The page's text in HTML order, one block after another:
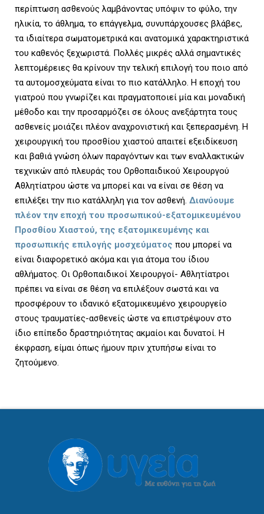
περίπτωση ασθενούς λαμβάνοντας υπόψιν το φύλο, την
ηλικία, το άθλημα, το επάγγελμα, συνυπάρχουσες βλάβες,
τα ιδιαίτερα σωματομετρικά και ανατομικά χαρακτηριστικά
του καθενός ξεχωριστά. Πολλές μικρές αλλά σημαντικές
λεπτομέρειες θα κρίνουν την τελική επιλογή του ποιο από
τα αυτομοσχεύματα είναι το πιο κατάλληλο. Η εποχή του
γιατρού που γνωρίζει και πραγματοποιεί μία και μοναδική
μέθοδο και την προσαρμόζει σε όλους ανεξάρτητα τους
ασθενείς μοιάζει πλέον αναχρονιστική και ξεπερασμένη. Η
χειρουργική του προσθίου χιαστού απαιτεί εξειδίκευση
και βαθιά γνώση όλων παραγόντων και των εναλλακτικών
τεχνικών από πλευράς του Ορθοπαιδικού Χειρουργού
Αθλητίατρου ώστε να μπορεί και να είναι σε θέση να
επιλέξει την πιο κατάλληλη για τον ασθενή. Διανύουμε
πλέον την εποχή του προσωπικού-εξατομικευμένου
Προσθίου Χιαστού, της εξατομικευμένης και
προσωπικής επιλογής μοσχεύματος που μπορεί να
είναι διαφορετικό ακόμα και για άτομα του ίδιου
αθλήματος. Οι Ορθοπαιδικοί Χειρουργοί- Αθλητίατροι
πρέπει να είναι σε θέση να επιλέξουν σωστά και να
προσφέρουν το ιδανικό εξατομικευμένο χειρουργείο
στους τραυματίες-ασθενείς ώστε να επιστρέψουν στο
ίδιο επίπεδο δραστηριότητας ακμαίοι και δυνατοί. Η
έκφραση, είμαι όπως ήμουν πριν χτυπήσω είναι το
ζητούμενο.